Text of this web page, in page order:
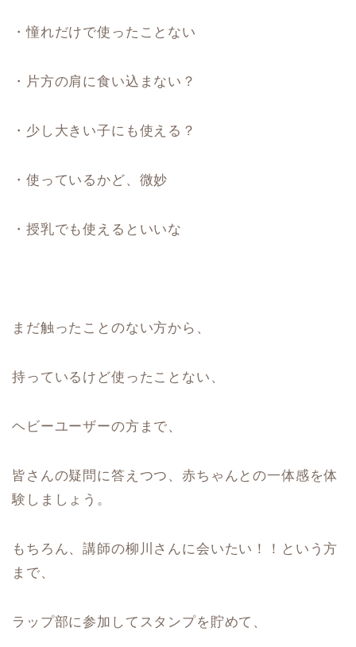
・憧れだけで使ったことない
・片方の肩に食い込まない？
・少し大きい子にも使える？
・使っているかど、微妙
・授乳でも使えるといいな
まだ触ったことのない方から、
持っているけど使ったことない、
ヘビーユーザーの方まで、
皆さんの疑問に答えつつ、赤ちゃんとの一体感を体
験しましょう。
もちろん、講師の柳川さんに会いたい！！という方
まで、
ラップ部に参加してスタンプを貯めて、